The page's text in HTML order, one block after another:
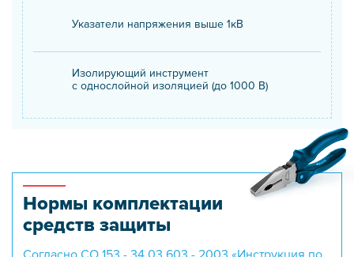
Указатели напряжения выше 1кВ
Изолирующий инструмент
с однослойной изоляцией (до 1000 В)
Нормы комплектации
средств защиты